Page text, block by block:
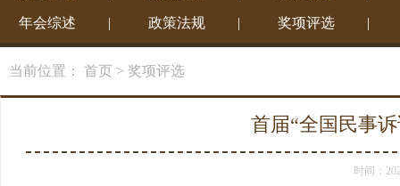
年会综述 | 政策法规 | 奖项评选 |
当前位置： 首页 > 奖项评选
首届“全国民事
时间：